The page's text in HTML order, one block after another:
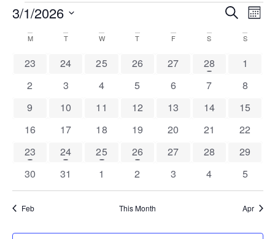
이
탐
검색 이
월
3/1/2026
Calendar
of
Events
M T W T F S S
0 events
23 0 events
24 0 events
25 0 events
26 0 events
27 1 event
28 0
1
0 events
2 0 events
3 0 events
4 0 events
5 0 events
6 0 events
7 0
8
0 events
9 0 events
10 0 events
11 0 events
12 0 events
13 0 events
14 0
15
0 events
16 0 events
17 0 events
18 0 events
19 0 events
20 0 events
21 0
22
1 event
23 1 event
24 1 event
25 1 event
26 0 events
27 0 events
28 0
29
0 events
30 0 events
31 0 events
1 0 events
2 0 events
3 0 events
4 0
5
Feb This Month Apr